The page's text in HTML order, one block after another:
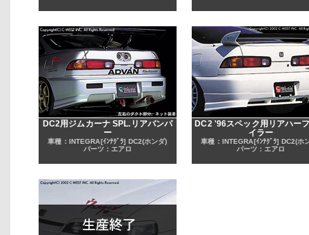
DC2用ジムカーナ SPL.リアバンパ
ー
車種：INTEGRA[ｲﾝﾃｸﾞﾗ] DC2(ホンダ)
パーツ：エアロ
DC2 '96スペック用リアハー
イラー
車種：INTEGRA[ｲﾝﾃｸﾞﾗ] DC2(ホ
パーツ：エアロ